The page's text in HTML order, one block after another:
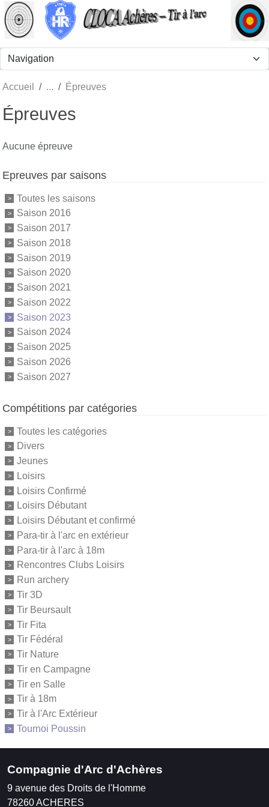
Accueil Épreuves
Épreuves
Aucune épreuve
Epreuves par saisons
Toutes les saisons
Saison 2016
Saison 2017
Saison 2018
Saison 2019
Saison 2020
Saison 2021
Saison 2022
Saison 2023
Saison 2024
Saison 2025
Saison 2026
Saison 2027
Compétitions par catégories
Toutes les catégories
Divers
Jeunes
Loisirs
Loisirs Confirmé
Loisirs Débutant
Loisirs Débutant et confirmé
Para-tir à l'arc en extérieur
Para-tir à l'arc à 18m
Rencontres Clubs Loisirs
Run archery
Tir 3D
Tir Beursault
Tir Fita
Tir Fédéral
Tir Nature
Tir en Campagne
Tir en Salle
Tir à 18m
Tir à l'Arc Extérieur
Tournoi Poussin
Compagnie d'Arc d'Achères
9 avenue des Droits de l'Homme
78260ACHERES
Panneau de gestion des cookies